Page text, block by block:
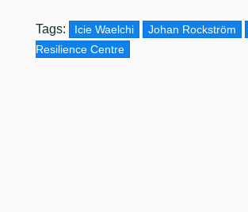
Tags: Icie Waelchi Johan Rockström
Resilience Centre